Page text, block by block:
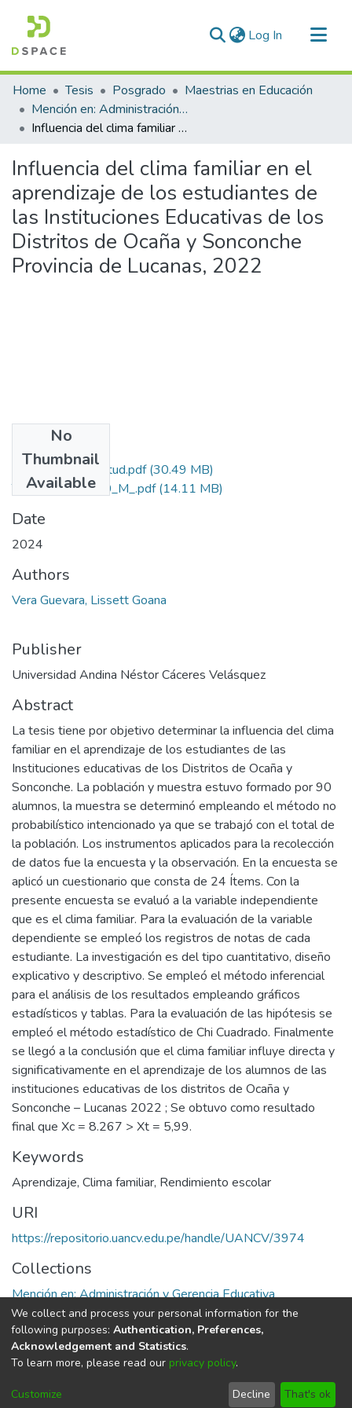
Log In (current)
Communities & Collections
All of DSpace
Statistics
Home Tesis Posgrado
Maestrias en Educación
Mención en: Administración y Gerencia Educativa
Influencia del clima familiar en el aprendizaje de los estudiantes de las Instituciones Educativas de los Distritos de Ocaña y Sonconche Provincia de Lucanas, 2022
Influencia del clima familiar en el
aprendizaje de los estudiantes de
las Instituciones Educativas de los
Distritos de Ocaña y Sonconche
Provincia de Lucanas, 2022
No
Thumbnail
Available
Grado de Similitud.pdf(30.49 MB)
T036_40538080_M_.pdf(14.11 MB)
Date
2024
Authors
Vera Guevara, Lissett Goana
Publisher
Universidad Andina Néstor Cáceres Velásquez
Abstract
La tesis tiene por objetivo determinar la influencia del clima
familiar en el aprendizaje de los estudiantes de las
Instituciones educativas de los Distritos de Ocaña y
Sonconche. La población y muestra estuvo formado por 90
alumnos, la muestra se determinó empleando el método no
probabilístico intencionado ya que se trabajó con el total de
la población. Los instrumentos aplicados para la recolección
de datos fue la encuesta y la observación. En la encuesta se
aplicó un cuestionario que consta de 24 Ítems. Con la
presente encuesta se evaluó a la variable independiente
que es el clima familiar. Para la evaluación de la variable
dependiente se empleó los registros de notas de cada
estudiante. La investigación es del tipo cuantitativo, diseño
explicativo y descriptivo. Se empleó el método inferencial
para el análisis de los resultados empleando gráficos
estadísticos y tablas. Para la evaluación de las hipótesis se
empleó el método estadístico de Chi Cuadrado. Finalmente
se llegó a la conclusión que el clima familiar influye directa y
significativamente en el aprendizaje de los alumnos de las
instituciones educativas de los distritos de Ocaña y
Sonconche – Lucanas 2022 ; Se obtuvo como resultado
final que Xc = 8.267 > Xt = 5,99.
Keywords
Aprendizaje, Clima familiar, Rendimiento escolar
URI
https://repositorio.uancv.edu.pe/handle/UANCV/3974
Collections
Mención en: Administración y Gerencia Educativa
Full item page
DSpace softwarecopyright © 2002-2026
Cookie
End User
Send
We collect and process your personal information for the
following purposes: Authentication, Preferences,
Acknowledgement and Statistics.
To learn more, please read our privacy policy.
Customize Decline That's ok